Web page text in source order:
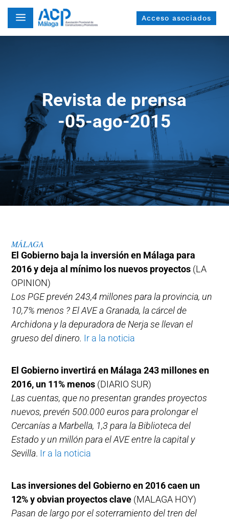
a Acceso asociados
Revista de prensa
-05-ago-2015
MÁLAGA
El Gobierno baja la inversión en Málaga para
2016 y deja al mínimo los nuevos proyectos (LA
OPINION)
Los PGE prevén 243,4 millones para la provincia, un
10,7% menos ? El AVE a Granada, la cárcel de
Archidona y la depuradora de Nerja se llevan el
grueso del dinero. Ir a la noticia
El Gobierno invertirá en Málaga 243 millones en
2016, un 11% menos (DIARIO SUR)
Las cuentas, que no presentan grandes proyectos
nuevos, prevén 500.000 euros para prolongar el
Cercanías a Marbella, 1,3 para la Biblioteca del
Estado y un millón para el AVE entre la capital y
Sevilla. Ir a la noticia
Las inversiones del Gobierno en 2016 caen un
12% y obvian proyectos clave (MALAGA HOY)
Pasan de largo por el soterramiento del tren del